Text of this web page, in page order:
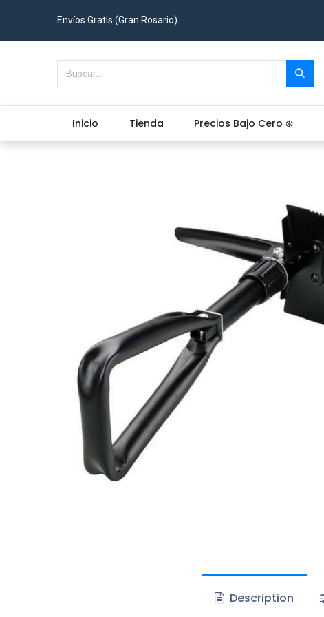
Envíos Gratis (Gran Rosario)
Inicio Tienda Precios Bajo Cero ❄️
Description